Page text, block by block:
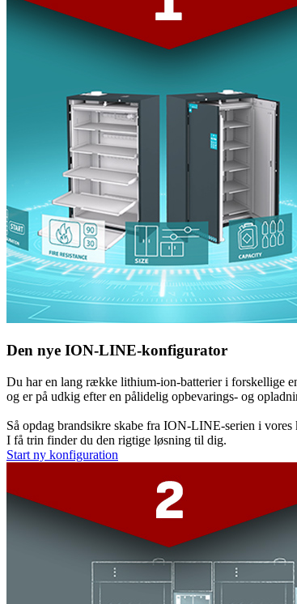
Den nye ION-LINE-konfigurator
Du har en lang række lithium-ion-batterier i forskellige
og er på udkig efter en pålidelig opbevarings- og
Så opdag brandsikre skabe fra ION-LINE-serien i vores
I få trin finder du den rigtige løsning til dig.
Start ny konfiguration